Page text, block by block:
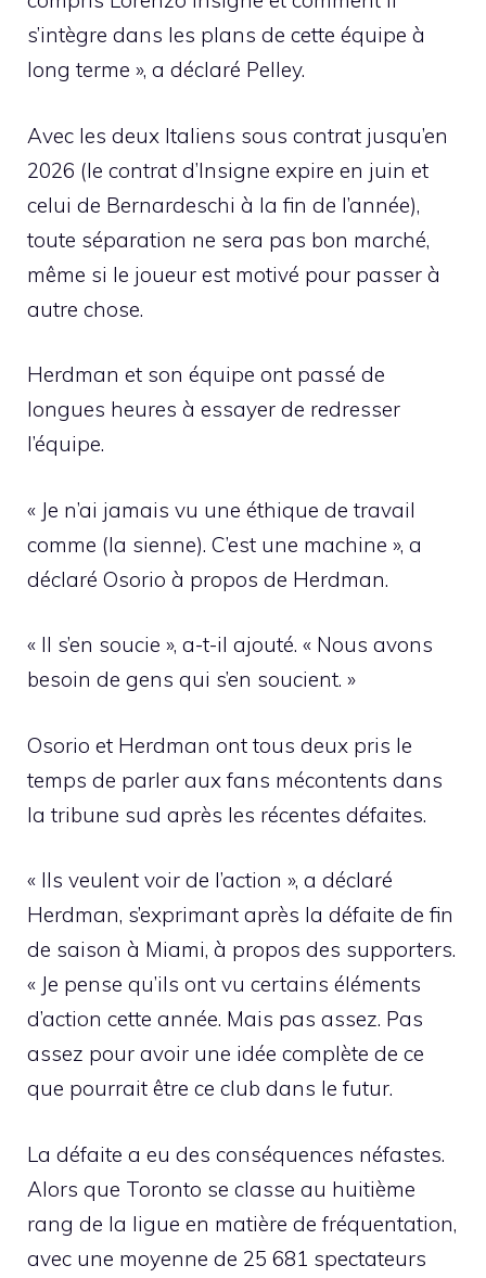
s’intègre dans les plans de cette équipe à
long terme », a déclaré Pelley.
Avec les deux Italiens sous contrat jusqu’en
2026 (le contrat d’Insigne expire en juin et
celui de Bernardeschi à la fin de l’année),
toute séparation ne sera pas bon marché,
même si le joueur est motivé pour passer à
autre chose.
Herdman et son équipe ont passé de
longues heures à essayer de redresser
l’équipe.
« Je n’ai jamais vu une éthique de travail
comme (la sienne). C’est une machine », a
déclaré Osorio à propos de Herdman.
« Il s’en soucie », a-t-il ajouté. « Nous avons
besoin de gens qui s’en soucient. »
Osorio et Herdman ont tous deux pris le
temps de parler aux fans mécontents dans
la tribune sud après les récentes défaites.
« Ils veulent voir de l’action », a déclaré
Herdman, s’exprimant après la défaite de fin
de saison à Miami, à propos des supporters.
« Je pense qu’ils ont vu certains éléments
d’action cette année. Mais pas assez. Pas
assez pour avoir une idée complète de ce
que pourrait être ce club dans le futur.
La défaite a eu des conséquences néfastes.
Alors que Toronto se classe au huitième
rang de la ligue en matière de fréquentation,
avec une moyenne de 25 681 spectateurs